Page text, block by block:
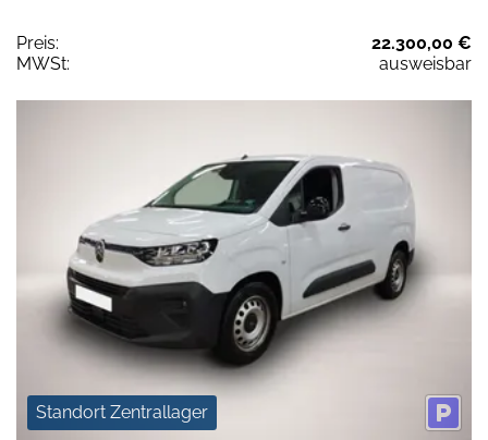
Preis:
22.300,00 €
MWSt:
ausweisbar
Standort Zentrallager